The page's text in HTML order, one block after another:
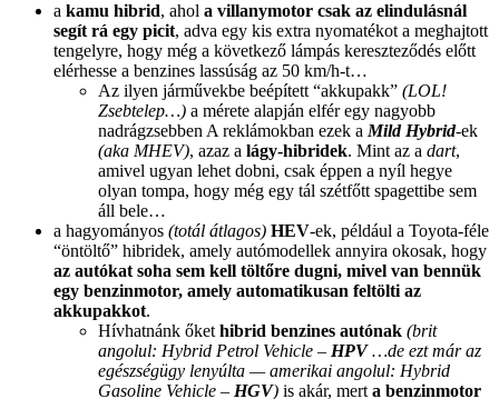
a kamu hibrid, ahol a villanymotor csak az elindulásnál
segít rá egy picit, adva egy kis extra nyomatékot a meghajtott
tengelyre, hogy még a következő lámpás kereszteződés előtt
elérhesse a benzines lassúság az 50 km/h-t…
Az ilyen járművekbe beépített “akkupakk” (LOL!
Zsebtelep…) a mérete alapján elfér egy nagyobb
nadrágzsebben A reklámokban ezek a Mild Hybrid-ek
(aka MHEV), azaz a lágy-hibridek. Mint az a dart,
amivel ugyan lehet dobni, csak éppen a nyíl hegye
olyan tompa, hogy még egy tál szétfőtt spagettibe sem
áll bele…
a hagyományos (totál átlagos) HEV-ek, például a Toyota-féle
“öntöltő” hibridek, amely autómodellek annyira okosak, hogy
az autókat soha sem kell töltőre dugni, mivel van bennük
egy benzinmotor, amely automatikusan feltölti az
akkupakkot.
Hívhatnánk őket hibrid benzines autónak (brit
angolul: Hybrid Petrol Vehicle – HPV…de ezt már az
egészségügy lenyúlta — amerikai angolul: Hybrid
Gasoline Vehicle – HGV) is akár, mert a benzinmotor